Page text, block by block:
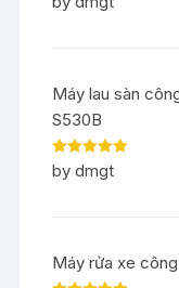
of 5
Máy lau sàn
S530B
Rated5out
of 5
by dmgt
Máy rửa xe